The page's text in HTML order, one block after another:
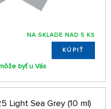
NA SKLADE NAD 5 KS
KÚPIŤ
byť u Vás
Light Sea Grey (10 ml)